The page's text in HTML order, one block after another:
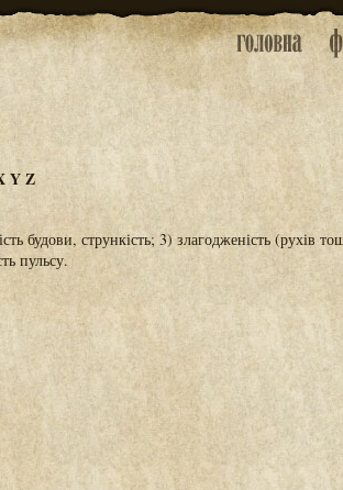
YZ
будови, стрункість; 3) злагодженість (рухів
пульсу.